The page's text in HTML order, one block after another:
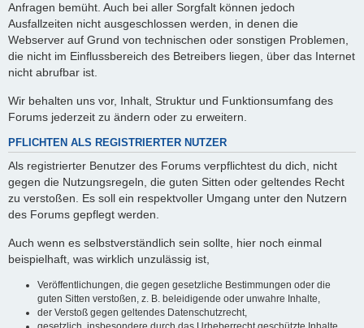
Anfragen bemüht. Auch bei aller Sorgfalt können jedoch
Ausfallzeiten nicht ausgeschlossen werden, in denen die
Webserver auf Grund von technischen oder sonstigen Problemen,
die nicht im Einflussbereich des Betreibers liegen, über das Internet
nicht abrufbar ist.
Wir behalten uns vor, Inhalt, Struktur und Funktionsumfang des
Forums jederzeit zu ändern oder zu erweitern.
PFLICHTEN ALS REGISTRIERTER NUTZER
Als registrierter Benutzer des Forums verpflichtest du dich, nicht
gegen die Nutzungsregeln, die guten Sitten oder geltendes Recht
zu verstoßen. Es soll ein respektvoller Umgang unter den Nutzern
des Forums gepflegt werden.
Auch wenn es selbstverständlich sein sollte, hier noch einmal
beispielhaft, was wirklich unzulässig ist,
Veröffentlichungen, die gegen gesetzliche Bestimmungen oder die
guten Sitten verstoßen, z. B. beleidigende oder unwahre Inhalte,
der Verstoß gegen geltendes Datenschutzrecht,